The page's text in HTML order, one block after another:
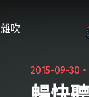
雜吹
2015-09-30